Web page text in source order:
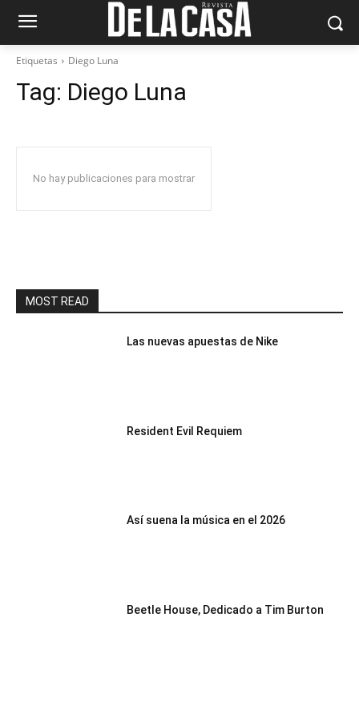
Etiquetas Diego Luna
Tag: Diego Luna
No hay publicaciones para mostrar
MOST READ
Las nuevas apuestas de Nike
Resident Evil Requiem
Así suena la música en el 2026
Beetle House, Dedicado a Tim Burton